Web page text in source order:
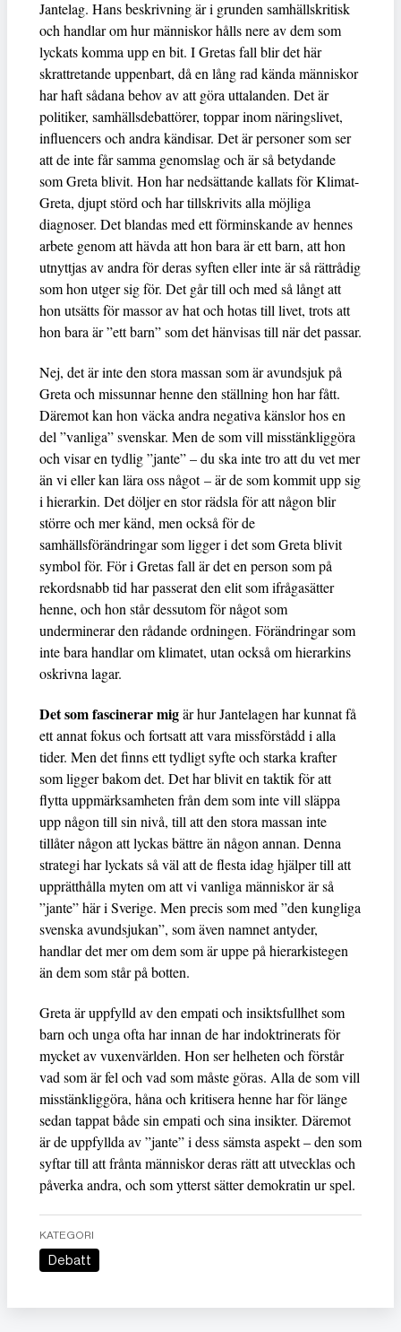
Jantelag. Hans beskrivning är i grunden samhällskritisk
och handlar om hur människor hålls nere av dem som
lyckats komma upp en bit. I Gretas fall blir det här
skrattretande uppenbart, då en lång rad kända människor
har haft sådana behov av att göra uttalanden. Det är
politiker, samhällsdebattörer, toppar inom näringslivet,
influencers och andra kändisar. Det är personer som ser
att de inte får samma genomslag och är så betydande
som Greta blivit. Hon har nedsättande kallats för Klimat-
Greta, djupt störd och har tillskrivits alla möjliga
diagnoser. Det blandas med ett förminskande av hennes
arbete genom att hävda att hon bara är ett barn, att hon
utnyttjas av andra för deras syften eller inte är så rättrådig
som hon utger sig för. Det går till och med så långt att
hon utsätts för massor av hat och hotas till livet, trots att
hon bara är ”ett barn” som det hänvisas till när det passar.
Nej, det är inte den stora massan som är avundsjuk på
Greta och missunnar henne den ställning hon har fått.
Däremot kan hon väcka andra negativa känslor hos en
del ”vanliga” svenskar. Men de som vill misstänkliggöra
och visar en tydlig ”jante” – du ska inte tro att du vet mer
än vi eller kan lära oss något – är de som kommit upp sig
i hierarkin. Det döljer en stor rädsla för att någon blir
större och mer känd, men också för de
samhällsförändringar som ligger i det som Greta blivit
symbol för. För i Gretas fall är det en person som på
rekordsnabb tid har passerat den elit som ifrågasätter
henne, och hon står dessutom för något som
underminerar den rådande ordningen. Förändringar som
inte bara handlar om klimatet, utan också om hierarkins
oskrivna lagar.
Det som fascinerar migär hur Jantelagen har kunnat få
ett annat fokus och fortsatt att vara missförstådd i alla
tider. Men det finns ett tydligt syfte och starka krafter
som ligger bakom det. Det har blivit en taktik för att
flytta uppmärksamheten från dem som inte vill släppa
upp någon till sin nivå, till att den stora massan inte
tillåter någon att lyckas bättre än någon annan. Denna
strategi har lyckats så väl att de flesta idag hjälper till att
upprätthålla myten om att vi vanliga människor är så
”jante” här i Sverige. Men precis som med ”den kungliga
svenska avundsjukan”, som även namnet antyder,
handlar det mer om dem som är uppe på hierarkistegen
än dem som står på botten.
Greta är uppfylld av den empati och insiktsfullhet som
barn och unga ofta har innan de har indoktrinerats för
mycket av vuxenvärlden. Hon ser helheten och förstår
vad som är fel och vad som måste göras. Alla de som vill
misstänkliggöra, håna och kritisera henne har för länge
sedan tappat både sin empati och sina insikter. Däremot
är de uppfyllda av ”jante” i dess sämsta aspekt – den som
syftar till att frånta människor deras rätt att utvecklas och
påverka andra, och som ytterst sätter demokratin ur spel.
KATEGORI
Debatt